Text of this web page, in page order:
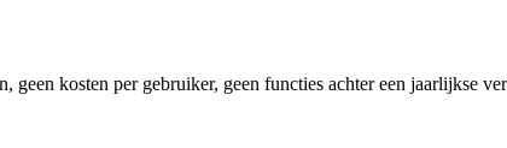
kosten per gebruiker, geen functies achter een jaarlijkse